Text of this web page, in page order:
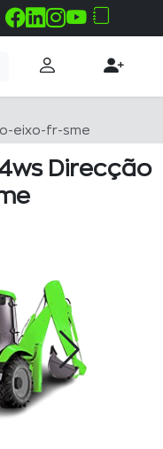
eixo-fr-sme
Direcção